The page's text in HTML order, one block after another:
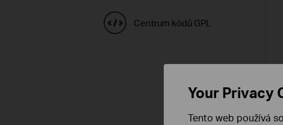
Centrum kódů GPL
Your Privacy
Tento web používá